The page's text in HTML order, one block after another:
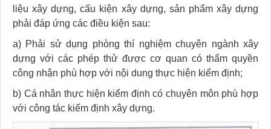
liệu xây dựng, cấu kiện xây dựng, sản phẩm xây dựng
phải đáp ứng các điều kiện sau:
a) Phải sử dụng phòng thí nghiệm chuyên ngành xây
dựng với các phép thử được cơ quan có thẩm quyền
công nhận phù hợp với nội dung thực hiện kiểm định;
b) Cá nhân thực hiện kiểm định có chuyên môn phù hợp
với công tác kiểm định xây dựng.